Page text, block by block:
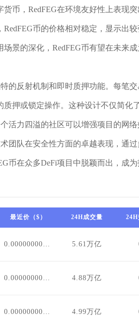
币，RedFEG在环境友好性上表现
币的价格相对稳定，显示出
景的深化，RedFEG币有望在未来
的反射机制和即时质押功能。每笔
押或锁定操作。这种设计不仅简化
活力四溢的社区可以增强项目的网
团队在安全性方面的卓越表现，通
币在众多DeFi项目中脱颖而出，成
最近价（$） 24H成交量
0.00000000000 5.61万亿
0.00000000000 4.88万亿
0.00000000000 4.99万亿